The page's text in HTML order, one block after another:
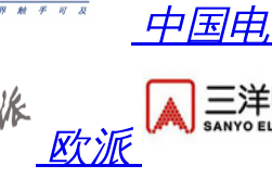
中国
欧派